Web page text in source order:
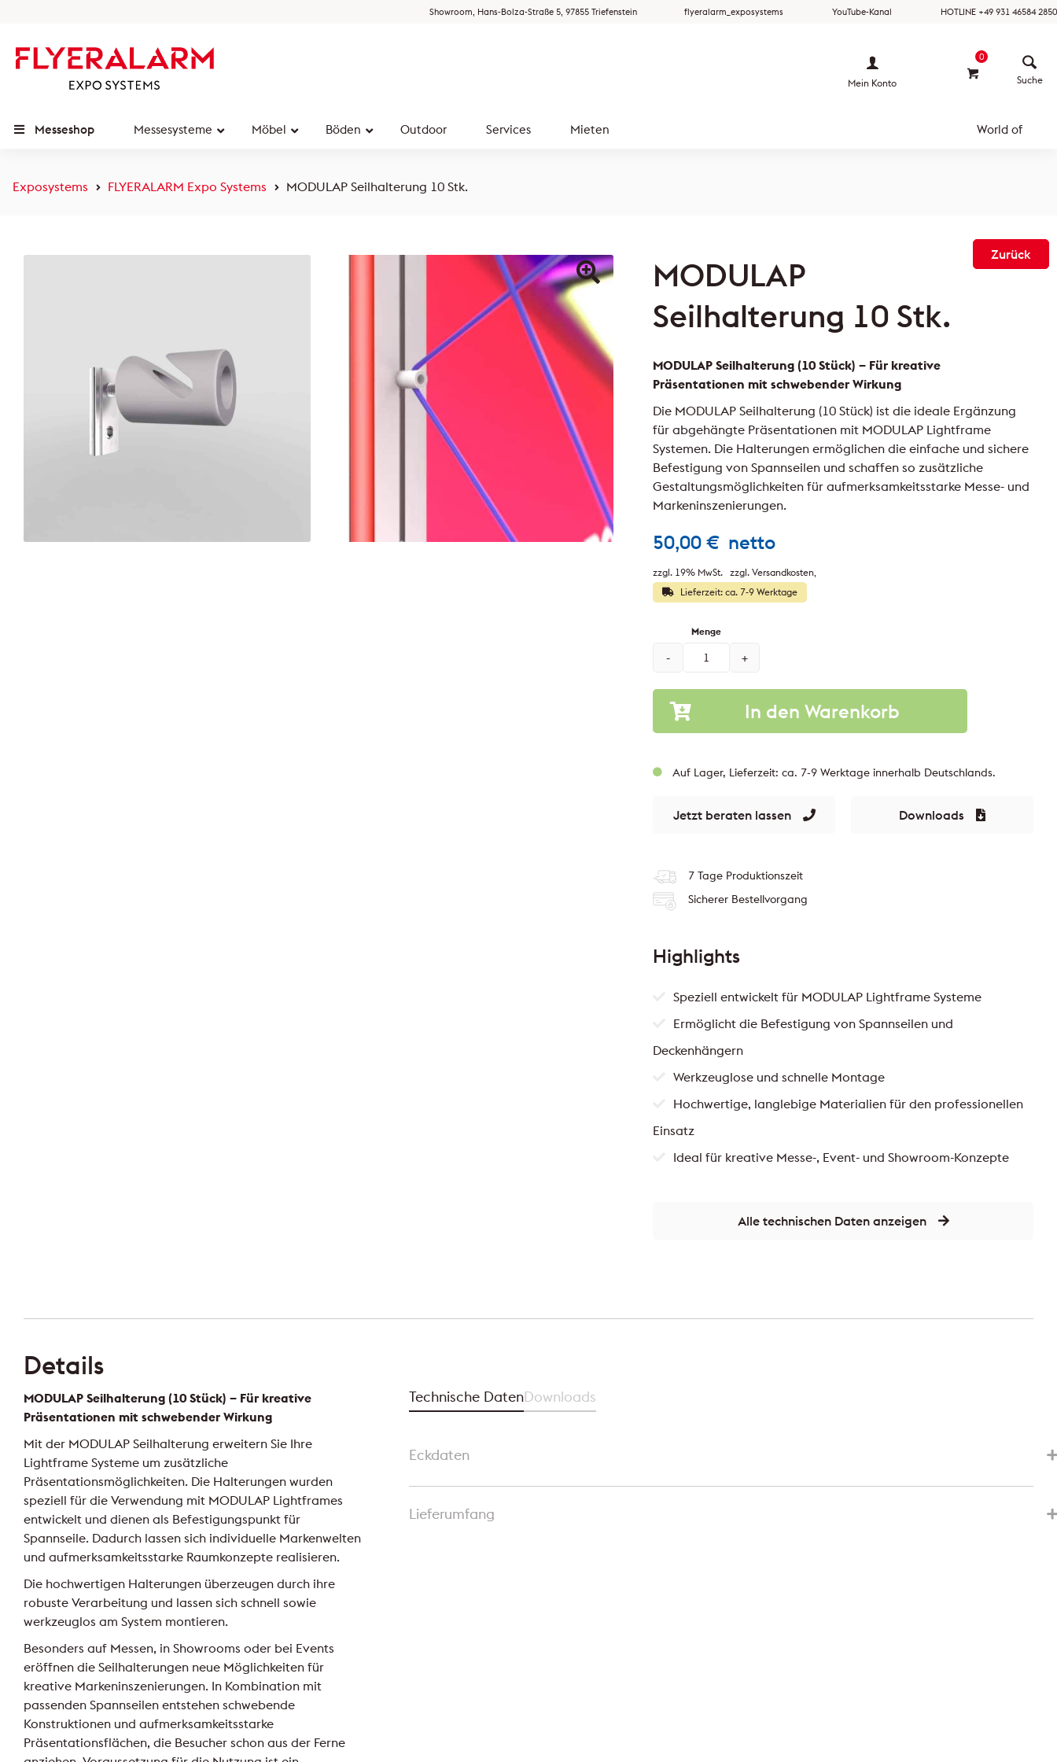
Showroom, Hans-Bolza-Straße 5, 97855 Triefenstein flyeralarm_exposystems YouTube-Kanal HOTLINE +49 931 46584 2850
0
Messeshop Messesysteme Möbel Böden Outdoor Services Mieten World of
Mein Konto
Exposystems FLYERALARM Expo Systems MODULAP Seilhalterung 10 Stk.
Zurück
MODULAP
Seilhalterung 10 Stk.
50,00€ netto
zzgl. 19% MwSt.
zzgl. Versandkosten
Lieferzeit: ca. 7-9 Werktage
MODULAP Seilhalterung (10 Stück) – Für kreative
Präsentationen mit schwebender Wirkung
Die MODULAP Seilhalterung (10 Stück) ist die ideale Ergänzung
für abgehängte Präsentationen mit MODULAP Lightframe
Systemen. Die Halterungen ermöglichen die einfache und sichere
Befestigung von Spannseilen und schaffen so zusätzliche
Gestaltungsmöglichkeiten für aufmerksamkeitsstarke Messe- und
Markeninszenierungen.
In den Warenkorb
Auf Lager, Lieferzeit: ca. 7-9 Werktage innerhalb Deutschlands.
Jetzt beraten lassen Downloads
7 Tage Produktionszeit
Sicherer Bestellvorgang
Highlights
Speziell entwickelt für MODULAP Lightframe Systeme
Ermöglicht die Befestigung von Spannseilen und
Deckenhängern
Werkzeuglose und schnelle Montage
Hochwertige, langlebige Materialien für den professionellen
Einsatz
Ideal für kreative Messe-, Event- und Showroom-Konzepte
Alle technischen Daten anzeigen
Details
MODULAP Seilhalterung (10 Stück) – Für kreative
Präsentationen mit schwebender Wirkung
Mit der MODULAP Seilhalterung erweitern Sie Ihre
Lightframe Systeme um zusätzliche
Präsentationsmöglichkeiten. Die Halterungen wurden
speziell für die Verwendung mit MODULAP Lightframes
entwickelt und dienen als Befestigungspunkt für
Spannseile. Dadurch lassen sich individuelle Markenwelten
und aufmerksamkeitsstarke Raumkonzepte realisieren.
Die hochwertigen Halterungen überzeugen durch ihre
robuste Verarbeitung und lassen sich schnell sowie
werkzeuglos am System montieren.
Besonders auf Messen, in Showrooms oder bei Events
eröffnen die Seilhalterungen neue Möglichkeiten für
kreative Markeninszenierungen. In Kombination mit
passenden Spannseilen entstehen schwebende
Konstruktionen und aufmerksamkeitsstarke
Präsentationsflächen, die Besucher schon aus der Ferne
Technische DatenDownloads
Eckdaten
Lieferumfang